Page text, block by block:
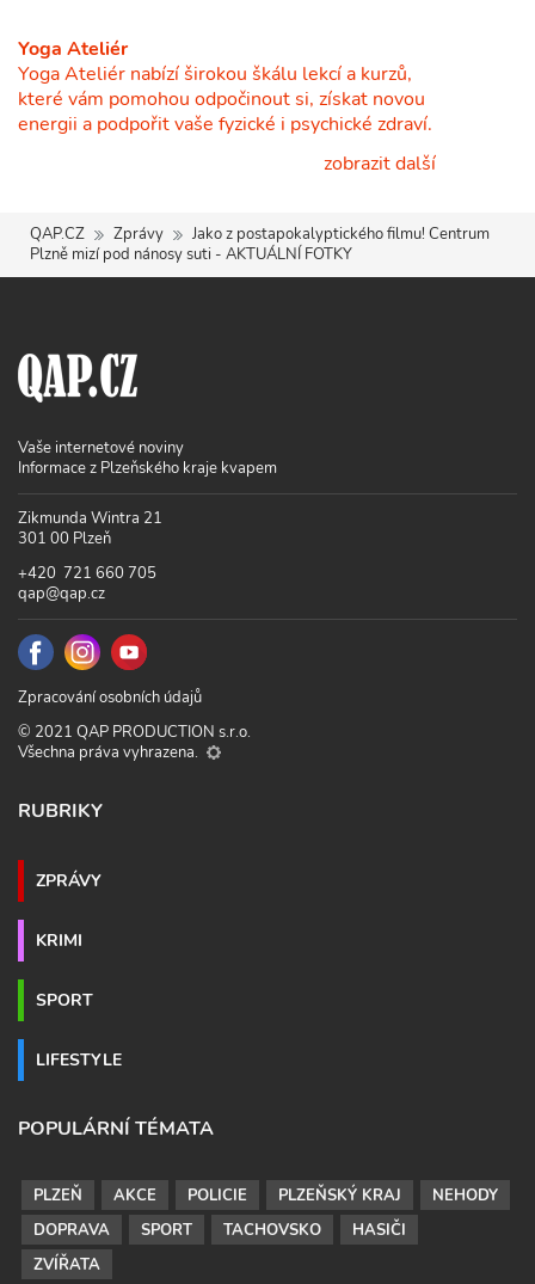
Yoga Ateliér
Yoga Ateliér nabízí širokou škálu lekcí a kurzů,
které vám pomohou odpočinout si, získat novou
energii a podpořit vaše fyzické i psychické zdraví.
zobrazit další
QAP.CZ Zprávy
Jako z postapokalyptického filmu! Centrum
Plzně mizí pod nánosy suti - AKTUÁLNÍ FOTKY
Vaše internetové noviny
Informace z Plzeňského kraje kvapem
Zikmunda Wintra 21
301 00 Plzeň
+420 721 660 705
qap@qap.cz
Zpracování osobních údajů
© 2021 QAP PRODUCTION s.r.o.
Všechna práva vyhrazena.
RUBRIKY
ZPRÁVY
KRIMI
SPORT
LIFESTYLE
POPULÁRNÍ TÉMATA
PLZEŇ AKCE POLICIE PLZEŇSKÝ KRAJ
NEHODY
DOPRAVA
SPORT TACHOVSKO
HASIČI
ZVÍŘATA